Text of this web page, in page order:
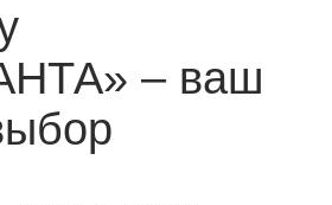
– ваш